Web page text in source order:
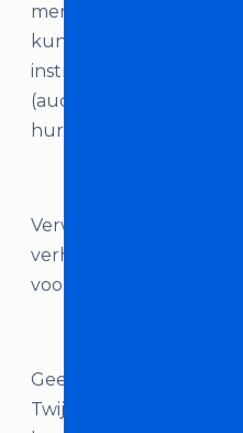
mengtafel inbegrepen.
kunnen sluiten op
instrumenten, heb je
(audiomixer) nodig.
huren, indien deze niet
Verwacht je meer dan
verhuren ook een
voor evenementen tot
Geen één locatie en
Twijfel je daarom